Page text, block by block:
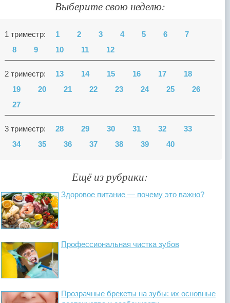
Выберите свою неделю:
1 триместр: 1 2 3 4 5 6
7
8
9 10 11 12
2 триместр: 13 14 15 16 17
18
19
20 21 22 23 24 25
26
27
3 триместр: 28 29 30 31 32
33
34
35 36 37 38 39 40
Ещё из рубрики:
Здоровое питание — почему это важно?
Профессиональная чистка зубов
Прозрачные брекеты на зубы: их основные